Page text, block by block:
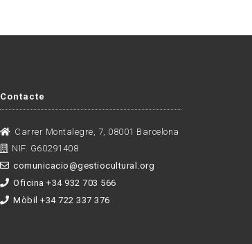
Contacte
Carrer Montalegre, 7, 08001 Barcelona
NIF. G60291408
comunicacio@gestiocultural.org
Oficina +34 932 703 566
Mòbil +34 722 337 376